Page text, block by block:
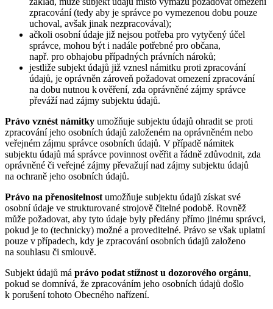
zpracování (tedy aby je správce po vymezenou dobu pouze
uchoval, avšak jinak nezpracovával);
ačkoli osobní údaje již nejsou potřeba pro vytyčený účel
správce, mohou být i nadále potřebné pro občana,
např. pro obhajobu případných právních nároků;
jestliže subjekt údajů již vznesl námitku proti zpracování
údajů, je oprávněn zároveň požadovat omezení zpracování
na dobu nutnou k ověření, zda oprávněné zájmy správce
převáží nad zájmy subjektu údajů.
Právo vznést námitky umožňuje subjektu údajů ohradit se proti
zpracování jeho osobních údajů založeném na oprávněném nebo
veřejném zájmu správce osobních údajů. V případě námitek
subjektu údajů má správce povinnost ověřit a řádně zdůvodnit, zda
oprávněné či veřejné zájmy převažují nad zájmy subjektu údajů
na ochraně jeho osobních údajů.
Právo na přenositelnost umožňuje subjektu údajů získat své
osobní údaje ve strukturované strojově čitelné podobě. Rovněž
může požadovat, aby tyto údaje byly předány přímo jinému správci,
pokud je to (technicky) možné a proveditelné. Právo se však uplatní
pouze v případech, kdy je zpracování osobních údajů založeno
na souhlasu či smlouvě.
Subjekt údajů má právo podat stížnost u dozorového orgánu,
pokud se domnívá, že zpracováním jeho osobních údajů došlo
k porušení tohoto Obecného nařízení.